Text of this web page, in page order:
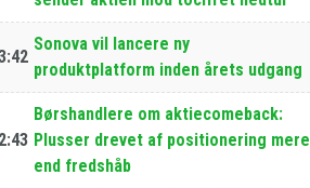
Sonova vil lancere ny
produktplatform inden årets udgang
Børshandlere om aktiecomeback:
Plusser drevet af positionering mere
end fredshåb